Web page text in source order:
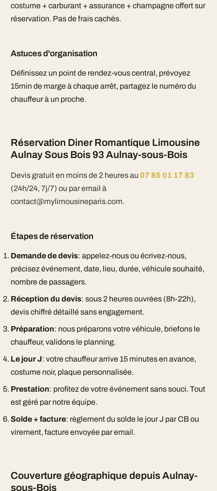
costume + carburant + assurance + champagne offert sur
réservation. Pas de frais cachés.
Astuces d'organisation
Définissez un point de rendez-vous central, prévoyez
15min de marge à chaque arrêt, partagez le numéro du
chauffeur à un proche.
Réservation Diner Romantique Limousine
Aulnay Sous Bois 93 Aulnay-sous-Bois
Devis gratuit en moins de 2 heures au 07 85 01 17 83
(24h/24, 7j/7) ou par email à
contact@mylimousineparis.com.
Étapes de réservation
Demande de devis: appelez-nous ou écrivez-nous,
précisez événement, date, lieu, durée, véhicule souhaité,
nombre de passagers.
Réception du devis: sous 2 heures ouvrées (8h-22h),
devis chiffré détaillé sans engagement.
Préparation: nous préparons votre véhicule, briefons le
chauffeur, validons le planning.
Le jour J: votre chauffeur arrive 15 minutes en avance,
costume noir, plaque personnalisée.
Prestation: profitez de votre événement sans souci. Tout
est géré par notre équipe.
Solde + facture: règlement du solde le jour J par CB ou
virement, facture envoyée par email.
Couverture géographique depuis Aulnay-
sous-Bois